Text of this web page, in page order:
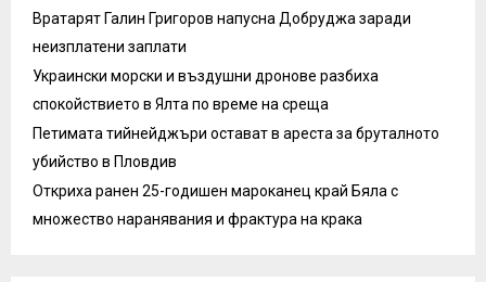
Вратарят Галин Григоров напусна Добруджа заради
неизплатени заплати
Украински морски и въздушни дронове разбиха
спокойствието в Ялта по време на среща
Петимата тийнейджъри остават в ареста за бруталното
убийство в Пловдив
Откриха ранен 25-годишен мароканец край Бяла с
множество наранявания и фрактура на крака